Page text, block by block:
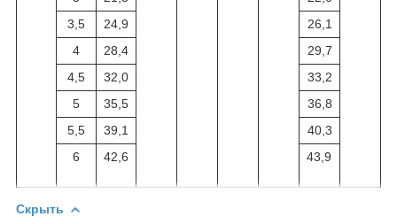
3,5
24,9
26,1
4
28,4
29,7
4,5
32,0
33,2
5
35,5
36,8
5,5
39,1
40,3
6
42,6 43,9
Скрыть